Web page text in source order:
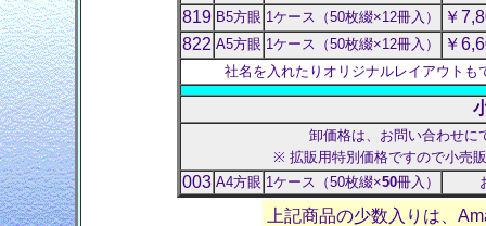
819 B5方眼 1ケース（50枚綴×12冊入）
￥
822 A5方眼 1ケース（50枚綴×12冊入） ￥
社名を入れたりオリジナルレイアウトも
卸価格は、お問い合わせに
※ 拡販用特別価格ですので小売
003 A4方眼 1ケース（50枚綴×50冊入）
上記商品の少数入りは、